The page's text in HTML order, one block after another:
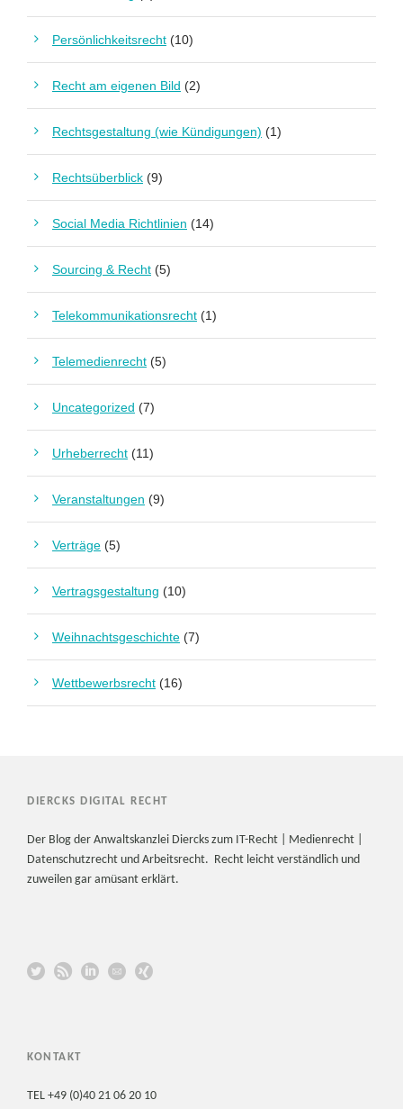
Persönlichkeitsrecht (10)
Recht am eigenen Bild (2)
Rechtsgestaltung (wie Kündigungen) (1)
Rechtsüberblick (9)
Social Media Richtlinien (14)
Sourcing & Recht (5)
Telekommunikationsrecht (1)
Telemedienrecht (5)
Uncategorized (7)
Urheberrecht (11)
Veranstaltungen (9)
Verträge (5)
Vertragsgestaltung (10)
Weihnachtsgeschichte (7)
Wettbewerbsrecht (16)
DIERCKS DIGITAL RECHT
Der Blog der Anwaltskanzlei Diercks zum IT-Recht | Medienrecht |
Datenschutzrecht und Arbeitsrecht. Recht leicht verständlich und
zuweilen gar amüsant erklärt.
KONTAKT
TEL +49 (0)40 21 06 20 10